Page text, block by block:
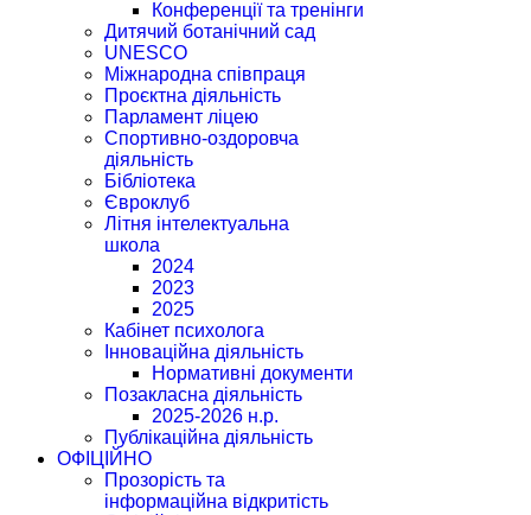
Конференції та тренінги
Дитячий ботанічний сад
UNESCO
Міжнародна співпраця
Проєктна діяльність
Парламент ліцею
Спортивно-оздоровча
діяльність
Бібліотека
Євроклуб
Літня інтелектуальна
школа
2024
2023
2025
Кабінет психолога
Інноваційна діяльність
Нормативні документи
Позакласна діяльність
2025-2026 н.р.
Публікаційна діяльність
ОФІЦІЙНО
Прозорість та
інформаційна відкритість